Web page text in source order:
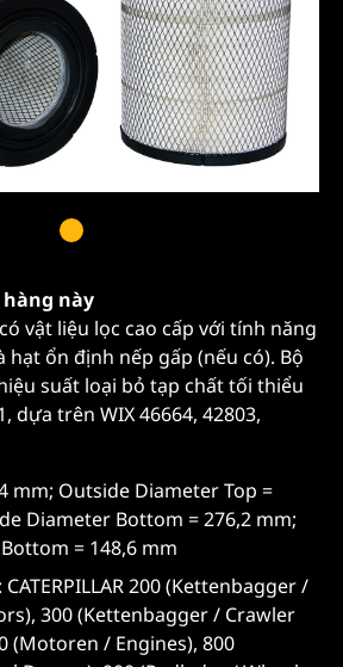
này
vật liệu lọc cao cấp với tính năng
hạt ổn định nếp gấp (nếu có). Bộ
suất loại bỏ tạp chất tối thiểu
dựa trên WIX 46664, 42803,
mm; Outside Diameter Top =
Diameter Bottom = 276,2 mm;
= 148,6 mm
200 (Kettenbagger /
300 (Kettenbagger / Crawler
(Motoren / Engines), 800